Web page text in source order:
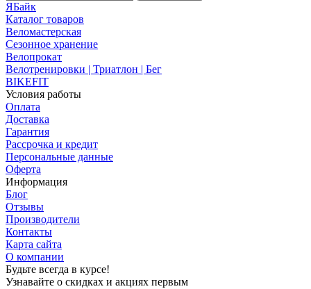
ЯБайк
Каталог товаров
Веломастерская
Сезонное хранение
Велопрокат
Велотренировки | Триатлон | Бег
BIKEFIT
Условия работы
Оплата
Доставка
Гарантия
Рассрочка и кредит
Персональные данные
Оферта
Информация
Блог
Отзывы
Производители
Контакты
Карта сайта
О компании
Будьте всегда в курсе!
Узнавайте о скидках и акциях первым